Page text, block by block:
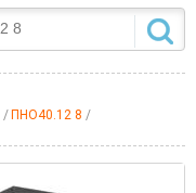
ПНО40.12 8